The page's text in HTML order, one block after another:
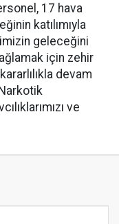
17 hava
katılımıyla
geleceğini
için zehir
devam
ve